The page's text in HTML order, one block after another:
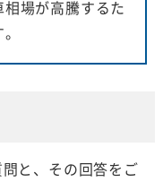
場が高騰するた
と、その回答をご